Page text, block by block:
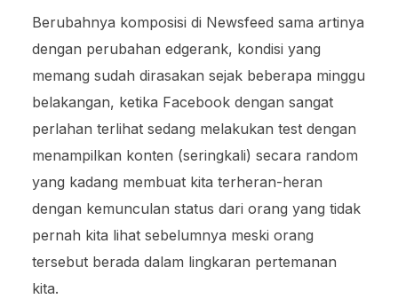
Berubahnya komposisi di Newsfeed sama artinya
dengan perubahan edgerank, kondisi yang
memang sudah dirasakan sejak beberapa minggu
belakangan, ketika Facebook dengan sangat
perlahan terlihat sedang melakukan test dengan
menampilkan konten (seringkali) secara random
yang kadang membuat kita terheran-heran
dengan kemunculan status dari orang yang tidak
pernah kita lihat sebelumnya meski orang
tersebut berada dalam lingkaran pertemanan
kita.